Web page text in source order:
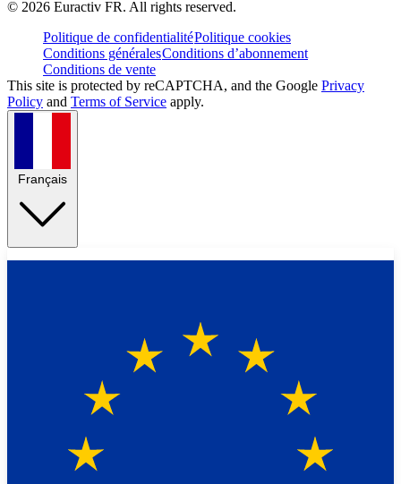
© 2026 Euractiv FR. All rights reserved.
Politique de confidentialitéPolitique cookies
Conditions généralesConditions d’abonnement
Conditions de vente
This site is protected by reCAPTCHA, and the Google Privacy
Policy and Terms of Service apply.
Français